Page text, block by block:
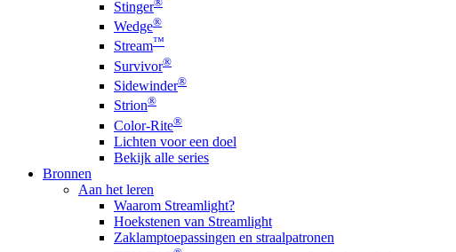
Stinger
Wedge®
Stream™
Survivor®
Sidewinder®
Strion®
Color-Rite®
Lichten voor een doel
Bekijk alle series
Bronnen
Aan het leren
Waarom Streamlight?
Hoekstenen van Streamlight
Zaklamptoepassingen en straalpatronen